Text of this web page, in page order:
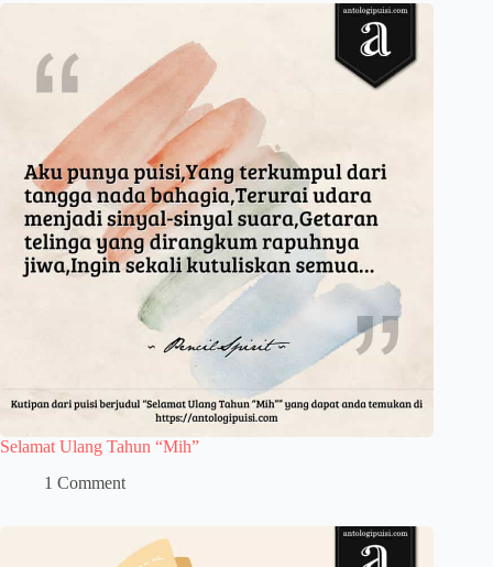
Selamat Ulang Tahun “Mih”
1 Comment